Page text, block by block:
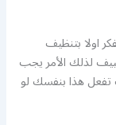
اولا بتنظيف
لذلك الأمر يجب
هذا بنفسك لو